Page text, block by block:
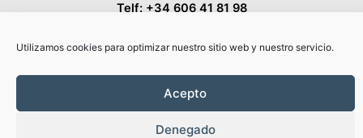
Utilizamos cookies para optimizar nuestro sitio web y nuestro servicio.
Acepto
Denegado
Telf: +34 606 41 81 98
Aviso Legal
Política de Privacidad
Política de Cookies